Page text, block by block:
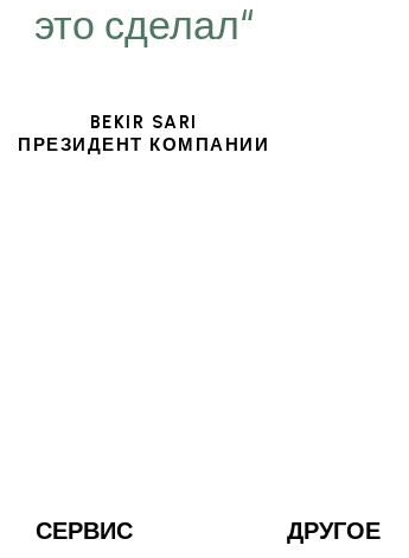
это сделал“
BEKIR SARI
ПРЕЗИДЕНТ КОМПАНИИ
СЕРВИС ДРУГОЕ